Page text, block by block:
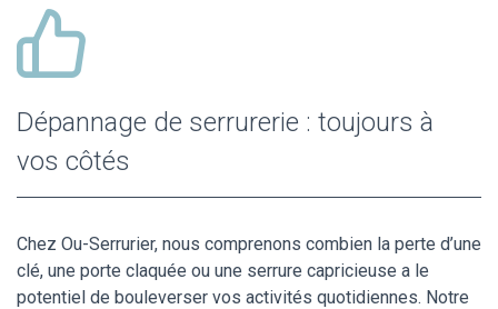
Dépannage de serrurerie : toujours à
vos côtés
Chez Ou-Serrurier, nous comprenons combien la perte d’une
clé, une porte claquée ou une serrure capricieuse a le
potentiel de bouleverser vos activités quotidiennes. Notre